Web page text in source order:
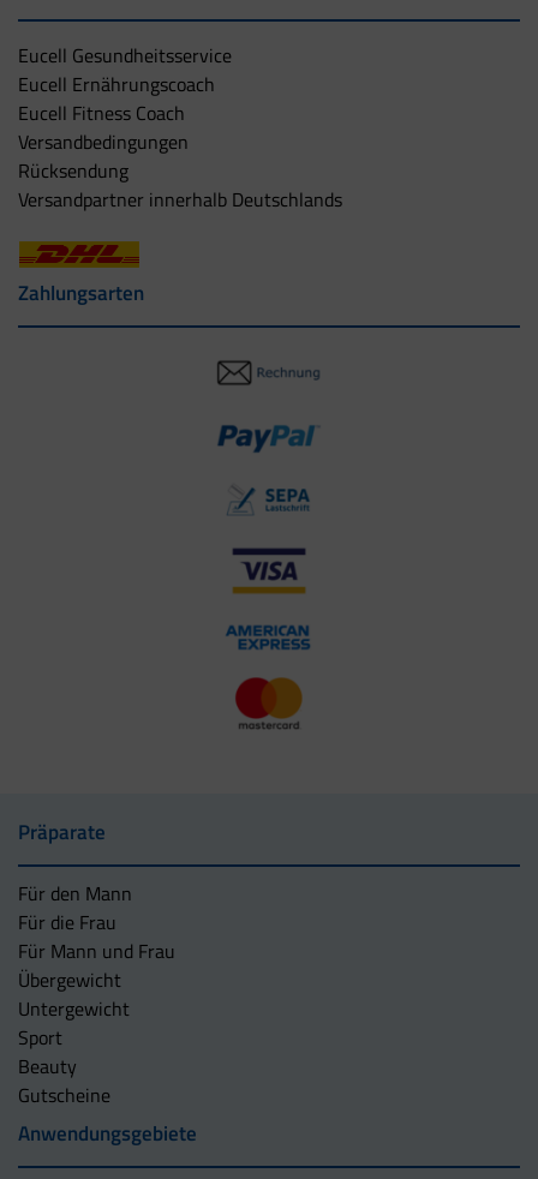
Eucell Gesundheitsservice
Eucell Ernährungscoach
Eucell Fitness Coach
Versandbedingungen
Rücksendung
Versandpartner innerhalb Deutschlands
Zahlungsarten
Präparate
Für den Mann
Für die Frau
Für Mann und Frau
Übergewicht
Untergewicht
Sport
Beauty
Gutscheine
Anwendungsgebiete